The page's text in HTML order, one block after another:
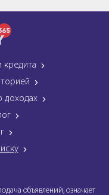
доходах
объявлений, означает